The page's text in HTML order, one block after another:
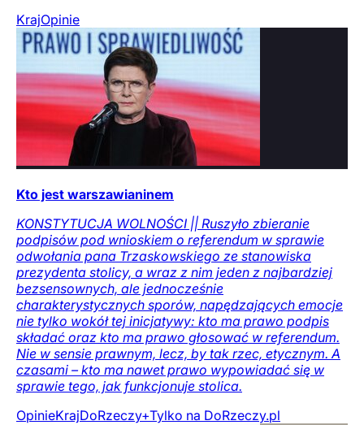
KrajOpinie
Kto jest warszawianinem
KONSTYTUCJA WOLNOŚCI || Ruszyło zbieranie
podpisów pod wnioskiem o referendum w sprawie
odwołania pana Trzaskowskiego ze stanowiska
prezydenta stolicy, a wraz z nim jeden z najbardziej
bezsensownych, ale jednocześnie
charakterystycznych sporów, napędzających emocje
nie tylko wokół tej inicjatywy: kto ma prawo podpis
składać oraz kto ma prawo głosować w referendum.
Nie w sensie prawnym, lecz, by tak rzec, etycznym. A
czasami – kto ma nawet prawo wypowiadać się w
sprawie tego, jak funkcjonuje stolica.
OpinieKrajDoRzeczy+Tylko na DoRzeczy.pl